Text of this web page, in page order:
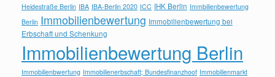
Heidestraße Berlin IBA IBA-Berlin 2020 ICC IHK Berlin Immbilienbewertung
Berlin Immobilienbewertung Immobilienbewertung bei
Erbschaft und Schenkung
Immobilienbewertung Berlin
Immobilienbwertung Immobilienerbschaft; Bundesfinanzhoof Immobilienmarkt